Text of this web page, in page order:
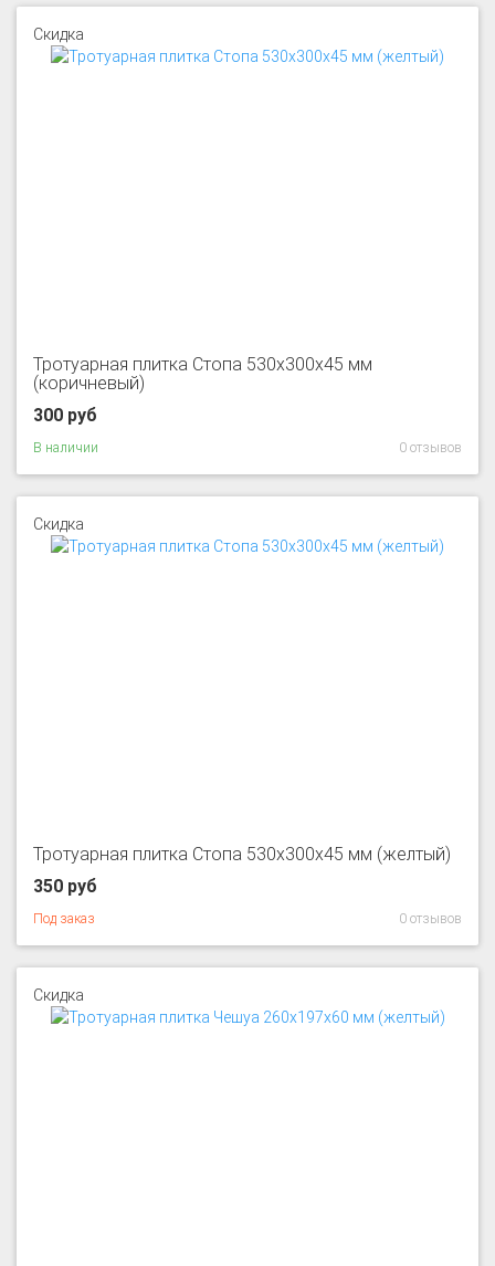
Скидка
Тротуарная плитка Стопа 530x300x45 мм
(коричневый)
300 руб
В наличии 0 отзывов
Скидка
Тротуарная плитка Стопа 530x300x45 мм (желтый)
350 руб
Под заказ 0 отзывов
Скидка